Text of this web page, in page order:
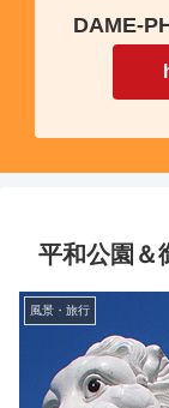
DAME-
平和公園＆
風景・旅行